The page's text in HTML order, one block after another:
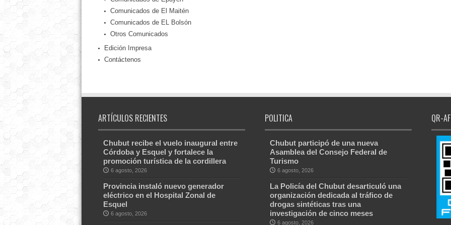
Comunicados de El Maitén
Comunicados de EL Bolsón
Otros Comunicados
Edición Impresa
Contáctenos
ARTÍCULOS RECIENTES
Chubut recibe el vuelo inaugural entre
Córdoba y Esquel y fortalece la
promoción turística de la cordillera
6 agosto, 2026
Provincia instaló nuevo generador
eléctrico en el Hospital Zonal de
Esquel
6 agosto, 2026
POLITICA
Chubut participó de una nueva
Asamblea del Consejo Federal de
Turismo
6 agosto, 2026
La Policía del Chubut desarticuló una
organización dedicada al tráfico de
drogas sintéticas tras una
investigación de cinco meses
6 agosto, 2026
QR-